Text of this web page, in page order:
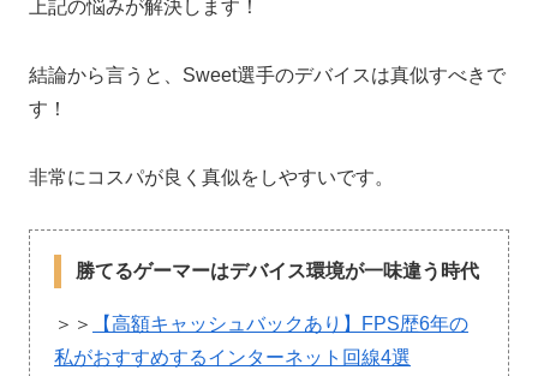
上記の悩みが解決します！
結論から言うと、Sweet選手のデバイスは真似すべきで
す！
非常にコスパが良く真似をしやすいです。
勝てるゲーマーはデバイス環境が一味違う時代
＞＞
【高額キャッシュバックあり】FPS歴6年の
私がおすすめするインターネット回線4選